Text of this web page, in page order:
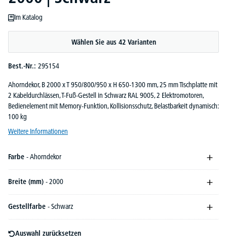
Im Katalog
Wählen Sie aus 42 Varianten
Best.-Nr.: 295154
Ahorndekor, B 2000 x T 950/800/950 x H 650-1300 mm, 25 mm Tischplatte mit
2 Kabeldurchlässen, T-Fuß-Gestell in Schwarz RAL 9005, 2 Elektromotoren,
Bedienelement mit Memory-Funktion, Kollisionsschutz, Belastbarkeit dynamisch:
100 kg
Weitere Informationen
Farbe - Ahorndekor
Breite (mm) - 2000
Gestellfarbe - Schwarz
Auswahl zurücksetzen